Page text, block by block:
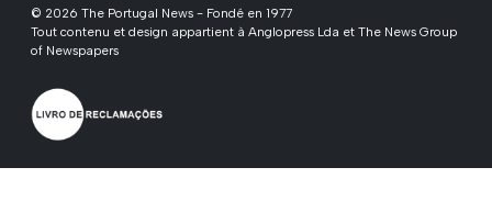
© 2026 The Portugal News - Fondé en 1977
Tout contenu et design appartient à Anglopress Lda et The News Group
of Newspapers